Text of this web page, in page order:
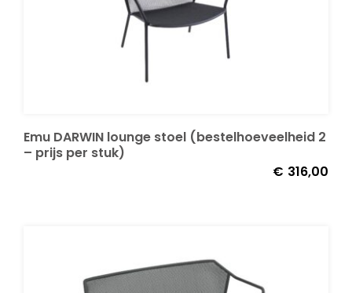
Emu DARWIN lounge stoel (bestelhoeveelheid 2
– prijs per stuk)
€ 316,00